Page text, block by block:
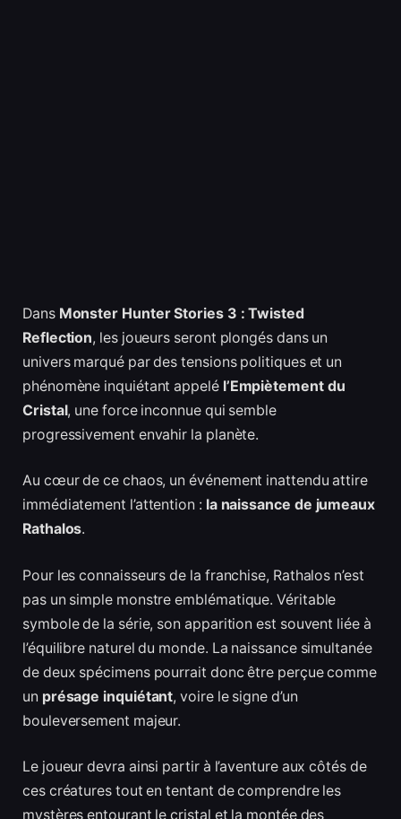
Dans Monster Hunter Stories 3 : Twisted
Reflection, les joueurs seront plongés dans un
univers marqué par des tensions politiques et un
phénomène inquiétant appelé l’Empiètement du
Cristal, une force inconnue qui semble
progressivement envahir la planète.
Au cœur de ce chaos, un événement inattendu attire
immédiatement l’attention : la naissance de jumeaux
Rathalos.
Pour les connaisseurs de la franchise, Rathalos n’est
pas un simple monstre emblématique. Véritable
symbole de la série, son apparition est souvent liée à
l’équilibre naturel du monde. La naissance simultanée
de deux spécimens pourrait donc être perçue comme
un présage inquiétant, voire le signe d’un
bouleversement majeur.
Le joueur devra ainsi partir à l’aventure aux côtés de
ces créatures tout en tentant de comprendre les
mystères entourant le cristal et la montée des